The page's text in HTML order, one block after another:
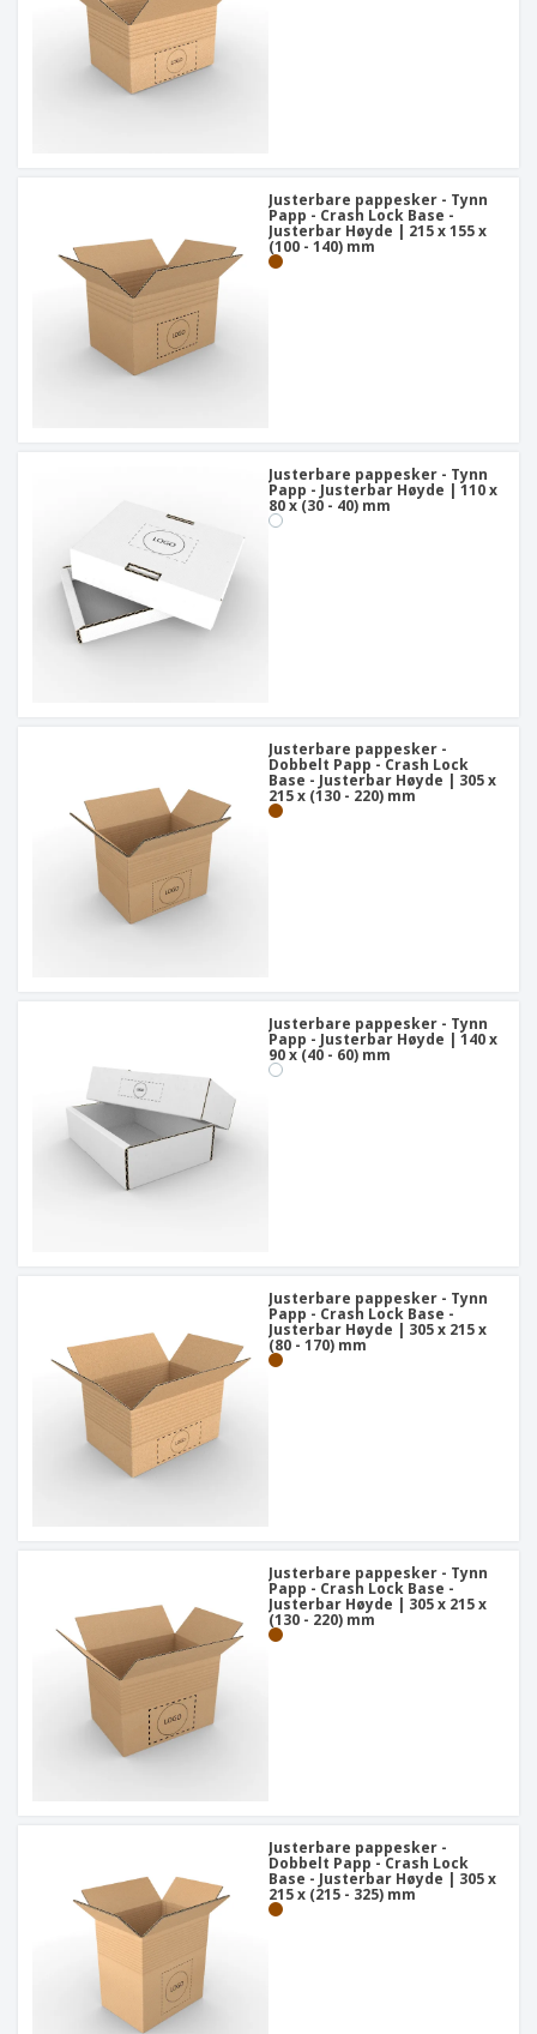
Justerbare pappesker - Tynn
Papp - Crash Lock Base -
Justerbar Høyde | 215 x 155 x
(100 - 140) mm
Justerbare pappesker - Tynn
Papp - Justerbar Høyde | 110 x
80 x (30 - 40) mm
Justerbare pappesker -
Dobbelt Papp - Crash Lock
Base - Justerbar Høyde | 305 x
215 x (130 - 220) mm
Justerbare pappesker - Tynn
Papp - Justerbar Høyde | 140 x
90 x (40 - 60) mm
Justerbare pappesker - Tynn
Papp - Crash Lock Base -
Justerbar Høyde | 305 x 215 x
(80 - 170) mm
Justerbare pappesker - Tynn
Papp - Crash Lock Base -
Justerbar Høyde | 305 x 215 x
(130 - 220) mm
Justerbare pappesker -
Dobbelt Papp - Crash Lock
Base - Justerbar Høyde | 305 x
215 x (215 - 325) mm